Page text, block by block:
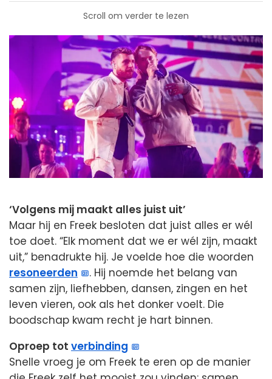
Scroll om verder te lezen
‘Volgens mij maakt alles juist uit’
Maar hij en Freek besloten dat juist alles er wél
toe doet. “Elk moment dat we er wél zijn, maakt
uit,” benadrukte hij. Je voelde hoe die woorden
resoneerden
. Hij noemde het belang van
samen zijn, liefhebben, dansen, zingen en het
leven vieren, ook als het donker voelt. Die
boodschap kwam recht je hart binnen.
Oproep tot verbinding
Snelle vroeg je om Freek te eren op de manier